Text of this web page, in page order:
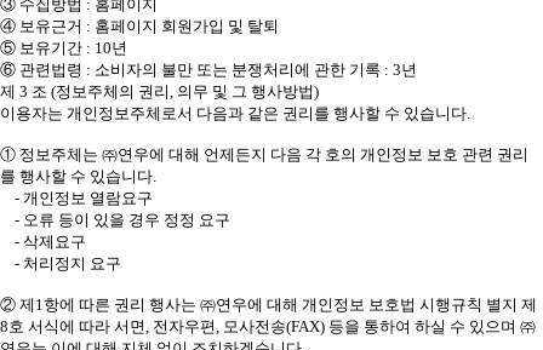
③ 수집방법 : 홈페이지
④ 보유근거 : 홈페이지 회원가입 및 탈퇴
⑤ 보유기간 : 10년
⑥ 관련법령 : 소비자의 불만 또는 분쟁처리에 관한 기록 : 3년
제 3 조 (정보주체의 권리, 의무 및 그 행사방법)
이용자는 개인정보주체로서 다음과 같은 권리를 행사할 수 있습니다.
① 정보주체는 ㈜연우에 대해 언제든지 다음 각 호의 개인정보 보호 관련 권리
를 행사할 수 있습니다.
- 개인정보 열람요구
- 오류 등이 있을 경우 정정 요구
- 삭제요구
- 처리정지 요구
② 제1항에 따른 권리 행사는 ㈜연우에 대해 개인정보 보호법 시행규칙 별지 제
8호 서식에 따라 서면, 전자우편, 모사전송(FAX) 등을 통하여 하실 수 있으며 ㈜